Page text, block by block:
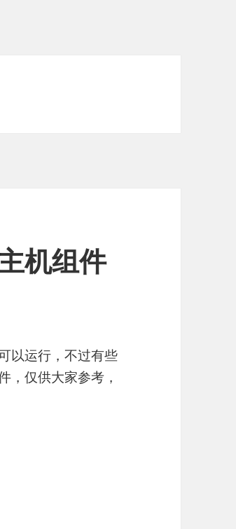
机组件
以运行，不过有些
，仅供大家参考，